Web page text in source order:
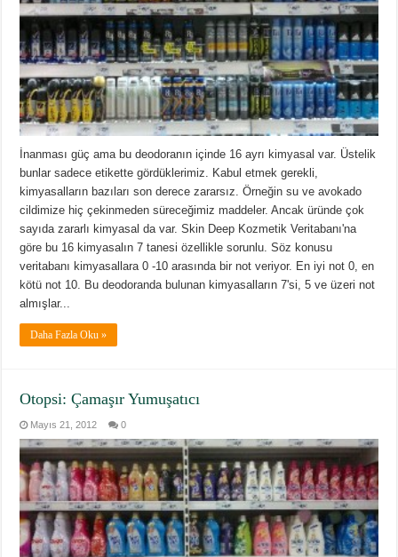
İnanması güç ama bu deodoranın içinde 16 ayrı kimyasal var. Üstelik
bunlar sadece etikette gördüklerimiz. Kabul etmek gerekli,
kimyasalların bazıları son derece zararsız. Örneğin su ve avokado
cildimize hiç çekinmeden süreceğimiz maddeler. Ancak üründe çok
sayıda zararlı kimyasal da var. Skin Deep Kozmetik Veritabanı'na
göre bu 16 kimyasalın 7 tanesi özellikle sorunlu. Söz konusu
veritabanı kimyasallara 0 -10 arasında bir not veriyor. En iyi not 0, en
kötü not 10. Bu deodoranda bulunan kimyasalların 7'si, 5 ve üzeri not
almışlar...
Daha Fazla Oku »
Otopsi: Çamaşır Yumuşatıcı
Mayıs 21, 2012 0